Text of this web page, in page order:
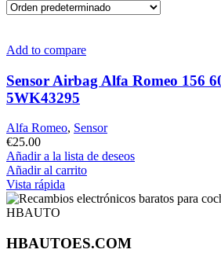
Add to compare
Sensor Airbag Alfa Romeo 156
5WK43295
Alfa Romeo, Sensor
€25.00
Añadir a la lista de deseos
Añadir al carrito
Vista rápida
HBAUTOES.COM